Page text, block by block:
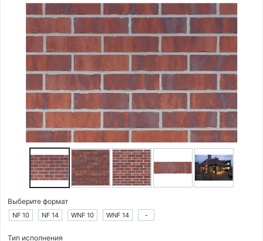
Выберите формат
NF 10 NF 14 WNF 10 WNF 14 -
Тип исполнения